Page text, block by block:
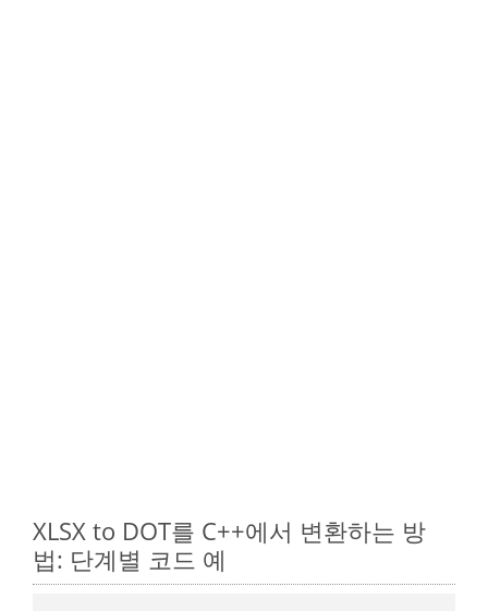
XLSX to DOT를 C++에서 변환하는 방
법: 단계별 코드 예